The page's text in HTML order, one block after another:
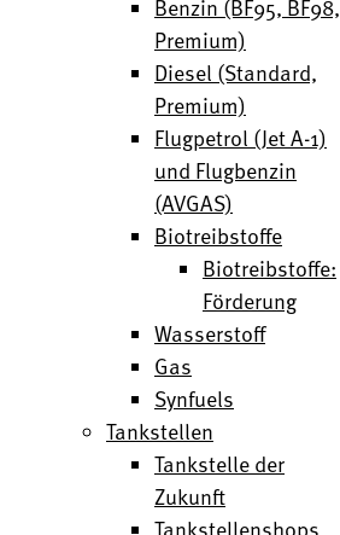
Benzin (BF95, BF98,
Premium)
Diesel (Standard,
Premium)
Flugpetrol (Jet A-1)
und Flugbenzin
(AVGAS)
Biotreibstoffe
Biotreibstoffe:
Förderung
Wasserstoff
Gas
Synfuels
Tankstellen
Tankstelle der
Zukunft
Tankstellenshops